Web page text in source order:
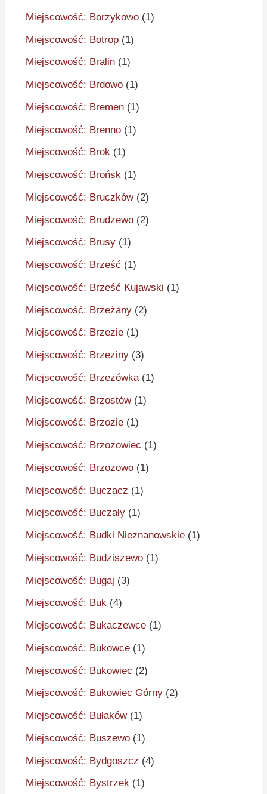
Miejscowość: Borzykowo (1)
Miejscowość: Botrop (1)
Miejscowość: Bralin (1)
Miejscowość: Brdowo (1)
Miejscowość: Bremen (1)
Miejscowość: Brenno (1)
Miejscowość: Brok (1)
Miejscowość: Brońsk (1)
Miejscowość: Bruczków(2)
Miejscowość: Brudzewo (2)
Miejscowość: Brusy (1)
Miejscowość: Brześć (1)
Miejscowość: Brześć Kujawski (1)
Miejscowość: Brzeżany (2)
Miejscowość: Brzezie (1)
Miejscowość: Brzeziny (3)
Miejscowość: Brzezówka(1)
Miejscowość: Brzostów(1)
Miejscowość: Brzozie (1)
Miejscowość: Brzozowiec (1)
Miejscowość: Brzozowo (1)
Miejscowość: Buczacz (1)
Miejscowość: Buczały (1)
Miejscowość: Budki Nieznanowskie (1)
Miejscowość: Budziszewo (1)
Miejscowość: Bugaj (3)
Miejscowość: Buk (4)
Miejscowość: Bukaczewce (1)
Miejscowość: Bukowce (1)
Miejscowość: Bukowiec (2)
Miejscowość: Bukowiec Górny (2)
Miejscowość: Bułaków(1)
Miejscowość: Buszewo (1)
Miejscowość: Bydgoszcz (4)
Miejscowość: Bystrzek (1)